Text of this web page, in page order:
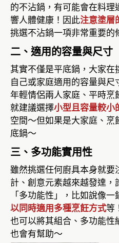
的不沾鍋，有可能會在料
響人體健康！因此注意塗層
挑選不沾鍋一項非常重要的
二、適用的容量與尺寸
其實不僅是平底鍋，大家在
自己或家庭適用的容量與
年輕情侶兩人家庭、平時烹
就建議選擇小型且容量較小
空間～但如果是大家庭、
底鍋～
三、多功能實用性
雖然挑選任何廚具本身就要
計、創意元素越來越發達，
「多功能性」，比如說像一
以同時適用多種烹飪方式等
也可以將其組合、多功能性
也會有幫助～